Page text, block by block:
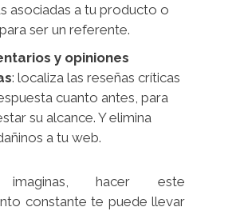
asociadas a tu producto o
ser un referente.
y opiniones
: localiza las reseñas críticas
cuanto antes, para
su alcance. Y elimina
a tu web.
hacer este
constante te puede llevar